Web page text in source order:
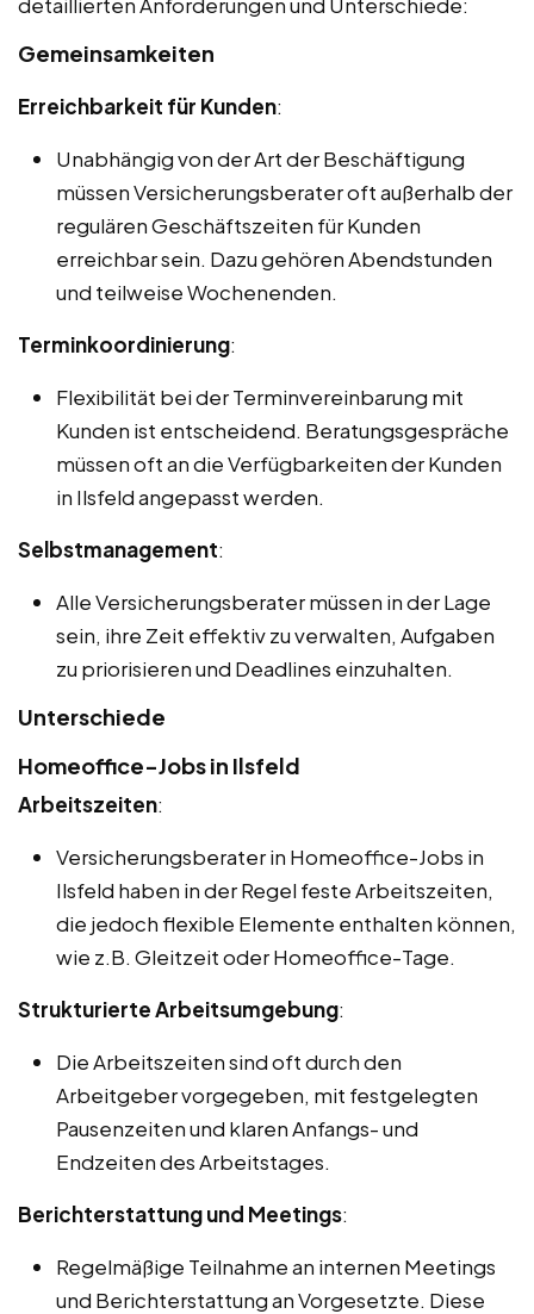
Gemeinsamkeiten
Erreichbarkeit für Kunden:
Unabhängig von der Art der Beschäftigung
müssen Versicherungsberater oft außerhalb der
regulären Geschäftszeiten für Kunden
erreichbar sein. Dazu gehören Abendstunden
und teilweise Wochenenden.
Terminkoordinierung:
Flexibilität bei der Terminvereinbarung mit
Kunden ist entscheidend. Beratungsgespräche
müssen oft an die Verfügbarkeiten der Kunden
in Ilsfeld angepasst werden.
Selbstmanagement:
Alle Versicherungsberater müssen in der Lage
sein, ihre Zeit effektiv zu verwalten, Aufgaben
zu priorisieren und Deadlines einzuhalten.
Unterschiede
Homeoffice-Jobs in Ilsfeld
Arbeitszeiten:
Versicherungsberater in Homeoffice-Jobs in
Ilsfeld haben in der Regel feste Arbeitszeiten,
die jedoch flexible Elemente enthalten können,
wie z.B. Gleitzeit oder Homeoffice-Tage.
Strukturierte Arbeitsumgebung:
Die Arbeitszeiten sind oft durch den
Arbeitgeber vorgegeben, mit festgelegten
Pausenzeiten und klaren Anfangs- und
Endzeiten des Arbeitstages.
Berichterstattung und Meetings:
Regelmäßige Teilnahme an internen Meetings
und Berichterstattung an Vorgesetzte. Diese